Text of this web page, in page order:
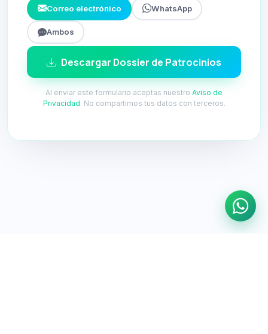
Correo electrónico WhatsApp
Ambos
Descargar Dossier de Patrocinios
Al enviar este formulario aceptas nuestro Aviso de
Privacidad. No compartimos tus datos con terceros.